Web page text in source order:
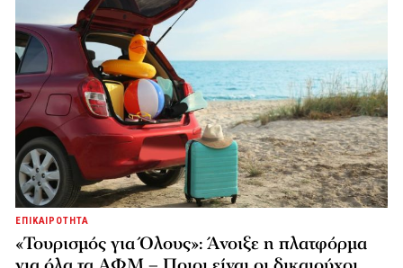
ΕΠΙΚΑΙΡΟΤΗΤΑ
«Τουρισμός για Όλους»: Άνοιξε η πλατφόρμα